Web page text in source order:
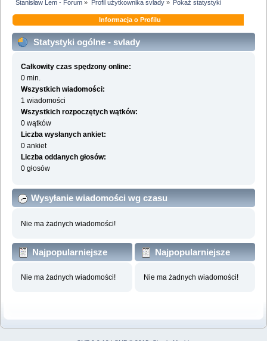
Stanisław Lem - Forum » Profil użytkownika svlady» Pokaż statystyki
Informacja o Profilu
Statystyki ogólne - svlady
Całkowity czas spędzony online:
0 min.
Wszystkich wiadomości:
1 wiadomości
Wszystkich rozpoczętych wątków:
0 wątków
Liczba wysłanych ankiet:
0 ankiet
Liczba oddanych głosów:
0 głosów
Wysyłanie wiadomości wg czasu
Nie ma żadnych wiadomości!
Najpopularniejsze
Nie ma żadnych wiadomości!
Najpopularniejsze
Nie ma żadnych wiadomości!